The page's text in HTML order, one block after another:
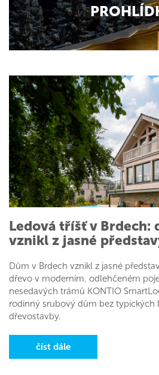
Ledová tříšť v Brdech:
vznikl z jasné
Dům v Brdech vznikl z jasné
dřevo v moderním, odlehčeném
nesedavých trámů KONTIO
rodinný srubový dům bez typických
dřevostavby.
číst dále